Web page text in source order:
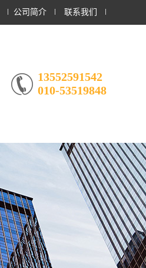
公司简介 联系我们
13552591542
010-53519848